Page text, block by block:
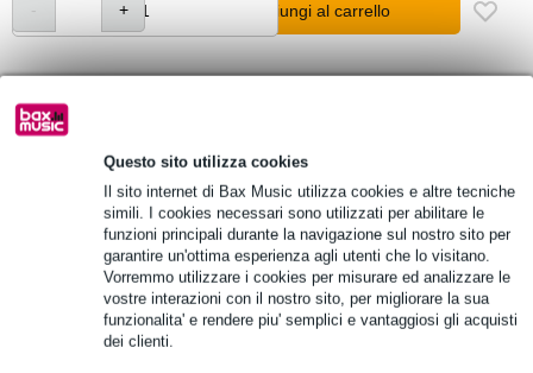
Questo sito utilizza cookies
Il sito internet di Bax Music utilizza cookies e altre tecniche
simili. I cookies necessari sono utilizzati per abilitare le
funzioni principali durante la navigazione sul nostro sito per
garantire un'ottima esperienza agli utenti che lo visitano.
Vorremmo utilizzare i cookies per misurare ed analizzare le
vostre interazioni con il nostro sito, per migliorare la sua
funzionalita' e rendere piu' semplici e vantaggiosi gli acquisti
dei clienti.
Aggiungi al carrello
Oltre 48.000 articoli disponibili
1.250 marchi leader
Informazioni sul prodotto
Marchio: Showgear
tipo di prodotto: cavo di messa a terra
Serie: PowerCore